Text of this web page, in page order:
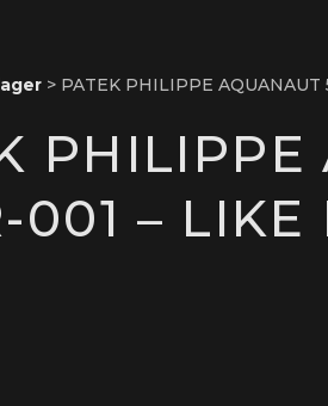
> PATEK PHILIPPE AQUANAUT
PHILIPPE
001 – LIKE